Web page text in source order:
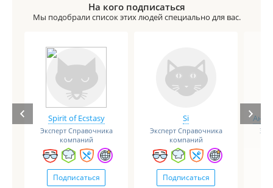
На кого подписаться
Мы подобрали список этих людей специально для вас.
Spirit of Ecstasy
Эксперт Справочника
компаний
Подписаться
Si
Эксперт Справочника
компаний
Подписаться